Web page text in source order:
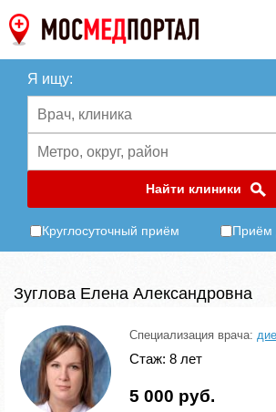
Я ищу:
Найти клиники
Круглосуточный приём Приём
Зуглова Елена Александровна
Специализация врача:
Стаж: 8 лет
5 000 руб.